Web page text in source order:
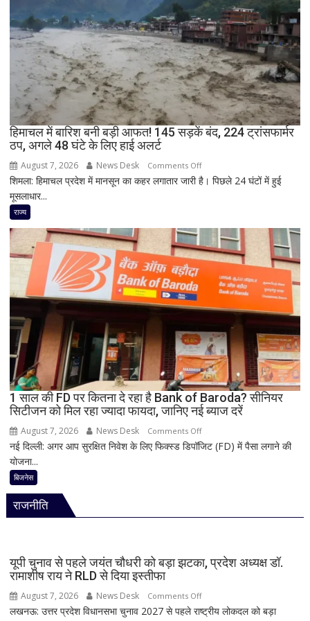
ने
की
अंधाधुंध
फायरिंग,
शिक्षक
समेत
4
की
मौत,
हिमाचल में बारिश बनी बड़ी आफत! 145 सड़कें बंद, 224 ट्रांसफार्मर
ठप, अगले 48 घंटे के लिए हाई अलर्ट
August 7, 2026 News Desk Comments Offon
हिमाचल
बनी
आफत!
145
ट्रांसफार्मर
ठप,
अगले
48
घंटे
के
हाई
शिमला: हिमाचल प्रदेश में मानसून का कहर लगातार जारी है। पिछले 24 घंटों में हुई
मूसलाधार...
राज्य
1 साल की FD पर कितना दे रहा है Bank of Baroda? सीनियर
सिटीजन को मिल रहा ज्यादा फायदा, जानिए नई ब्याज दरें
August 7, 2026 News Desk Comments Offon
1
है
of
Baroda?
नई दिल्ली: अगर आप सुरक्षित निवेश के लिए फिक्स्ड डिपॉजिट (FD) में पैसा लगाने की
योजना...
बिजनेस
राजनीति
यूपी चुनाव से पहले जयंत चौधरी को बड़ा झटका, प्रदेश अध्यक्ष डॉ.
रामाशीष राय ने RLD से दिया इस्तीफा
August 7, 2026 News Desk Comments Offon
यूपी
लखनऊ: उत्तर प्रदेश विधानसभा चुनाव 2027 से पहले राष्ट्रीय लोकदल को बड़ा